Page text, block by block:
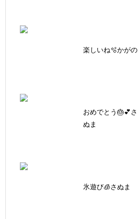
楽しいね🫧かがの
おめでとう🎂💕さ
ぬま
氷遊び🧊さぬま